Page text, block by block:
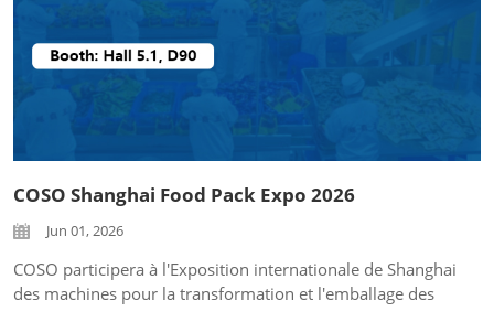
COSO Shanghai Food Pack Expo 2026
Jun 01, 2026
COSO participera à l'Exposition internationale de Shanghai
des machines pour la transformation et l'emballage des